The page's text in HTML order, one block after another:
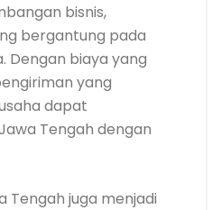
bisnis,
bergantung pada
Dengan biaya yang
yang
dapat
Tengah dengan
Tengah juga menjadi